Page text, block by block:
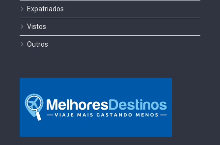
Expatriados
Vistos
Outros